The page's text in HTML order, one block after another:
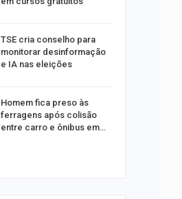
TSE cria conselho para
monitorar desinformação
e IA nas eleições
Homem fica preso às
ferragens após colisão
entre carro e ônibus em…